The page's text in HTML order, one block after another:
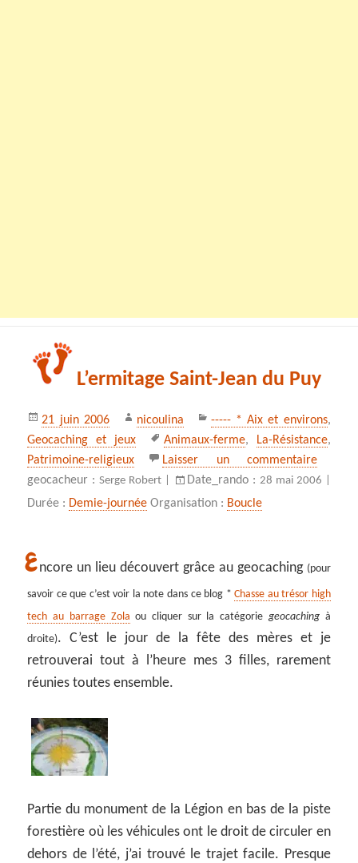
L’ermitage Saint-Jean du Puy
Publié
le
21 juin 2006 Auteur
nicoulina Catégories
----- * Aix et environs,
Geocaching et jeux
Mots-
clés
Animaux-ferme, La-Résistance,
Patrimoine-religieux
Laisser un commentaire
geocacheur :Serge Robert | Date_rando : 28 mai 2006 |
Durée : Demie-journée Organisation : Boucle
Encore un lieu découvert grâce au geocaching (pour
savoir ce que c’est voir la note dans ce blog *Chasse au trésor high
tech au barrage Zola ou cliquer sur la catégorie geocachingà
droite). C’est le jour de la fête des mères et je
retrouverai tout à l’heure mes 3 filles, rarement
réunies toutes ensemble.
Partie du monument de la Légion en bas de la piste
forestière où les véhicules ont le droit de circuler en
dehors de l’été, j’ai trouvé le trajet facile. Presque